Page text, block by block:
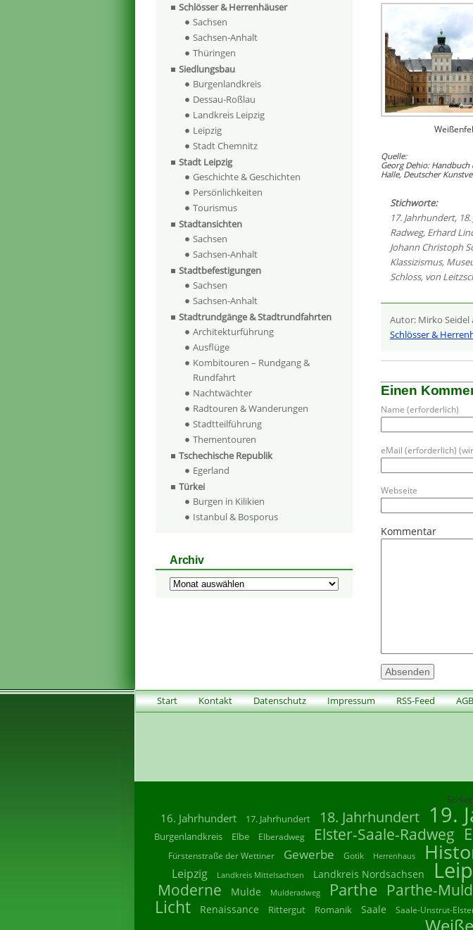
Quelle:
Georg Dehio: Handbuch
Halle, Deutscher
Stichworte:
17. Jahrhundert,
Radweg, Erhard
Johann Christoph
Klassizismus,
Schloss, von
Autor: Mirko Seidel
Schlösser &
Einen
Name (erforderlich)
eMail (erforderlich)
Webseite
Kommentar
Schlösser & Herrenhäuser
Sachsen
Sachsen-Anhalt
Thüringen
Siedlungsbau
Burgenlandkreis
Dessau-Roßlau
Landkreis Leipzig
Leipzig
Stadt Chemnitz
Stadt Leipzig
Geschichte & Geschichten
Persönlichkeiten
Tourismus
Stadtansichten
Sachsen
Sachsen-Anhalt
Stadtbefestigungen
Sachsen
Sachsen-Anhalt
Stadtrundgänge & Stadtrundfahrten
Architekturführung
Ausflüge
Kombitouren – Rundgang &
Rundfahrt
Nachtwächter
Radtouren & Wanderungen
Stadtteilführung
Thementouren
Tschechische Republik
Egerland
Türkei
Burgen in Kilikien
Istanbul & Bosporus
Archiv
Archiv
Start Kontakt Datenschutz Impressum RSS-Feed
16. Jahrhundert 17. Jahrhundert 18. Jahrhundert 19.
Burgenlandkreis Elbe Elberadweg Elster-Saale-Radweg
Fürstenstraße der Wettiner Gewerbe Gotik Herrenhaus
Leipzig
Landkreis Mittelsachsen Landkreis Nordsachsen
Moderne Mulde Mulderadweg Parthe Parthe-
Licht
Renaissance Rittergut Romanik Saale Saale-Unstrut-